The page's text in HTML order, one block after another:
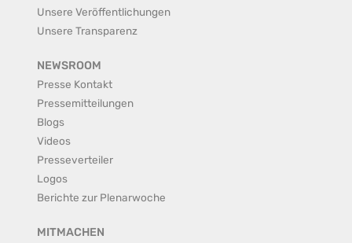
Unsere Veröffentlichungen
Unsere Transparenz
NEWSROOM
Presse Kontakt
Pressemitteilungen
Blogs
Videos
Presseverteiler
Logos
Berichte zur Plenarwoche
MITMACHEN